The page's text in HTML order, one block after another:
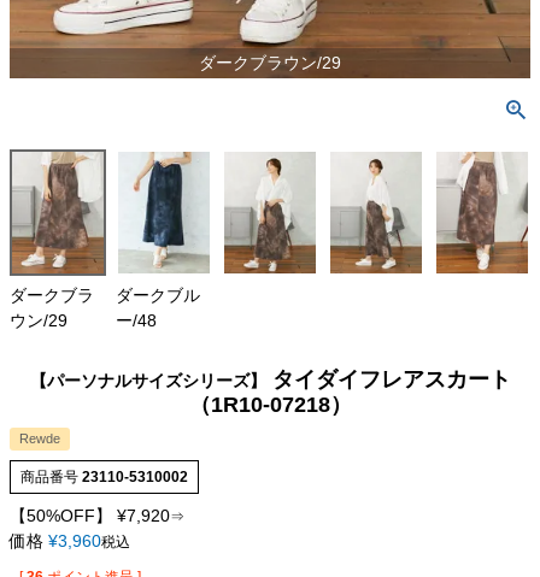
ダークブラウン/29
ダークブラ
ウン/29
ダークブル
ー/48
【パーソナルサイズシリーズ】
タイダイフレアスカート
（1R10-07218）
Rewde
商品番号 23110-5310002
【50%OFF】 ¥7,920⇒
価格 ¥3,960税込